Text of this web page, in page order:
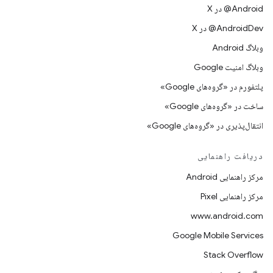
‫‎@Android در X
‫‎@AndroidDev در X
وبلاگ Android
وبلاگ امنیت Google
پلتفورم در «گروه‌های Google»
ساخت در «گروه‌های Google»
انتقال‌پذیری در «گروه‌های Google»
دریافت راهنمایی
مرکز راهنمایی Android
مرکز راهنمایی Pixel
www.android.com
Google Mobile Services
Stack Overflow